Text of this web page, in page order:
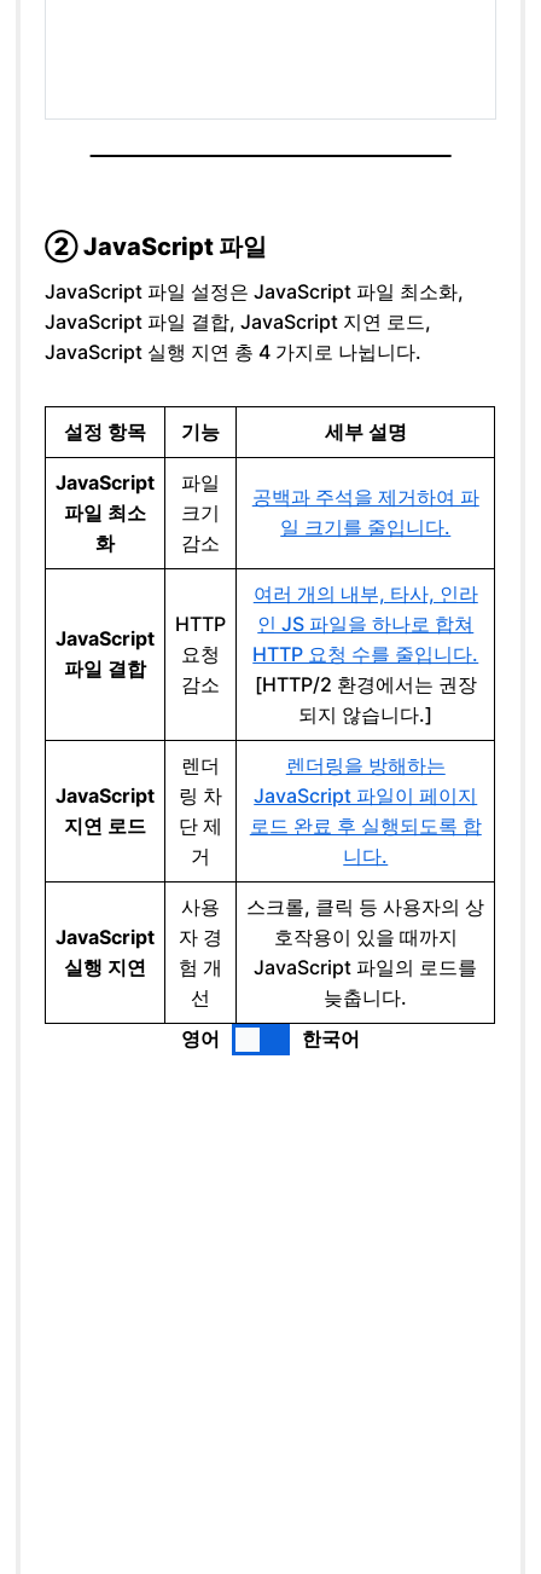
② JavaScript 파일
JavaScript 파일 설정은 JavaScript 파일 최소화,
JavaScript 파일 결합, JavaScript 지연 로드,
JavaScript 실행 지연 총 4 가지로 나뉩니다.
설정 항목 기능 세부 설명
JavaScript
파일 최소
화
파일
크기
감소
공백과 주석을 제거하여 파
일 크기를 줄입니다.
JavaScript
파일 결합
HTTP
요청
감소
여러 개의 내부, 타사, 인라
인 JS 파일을 하나로 합쳐
HTTP 요청 수를 줄입니다.
[HTTP/2 환경에서는 권장
되지 않습니다.]
JavaScript
지연 로드
렌더
링 차
단 제
거
렌더링을 방해하는
JavaScript 파일이 페이지
로드 완료 후 실행되도록 합
니다.
JavaScript
실행 지연
사용
자 경
험 개
선
스크롤, 클릭 등 사용자의 상
호작용이 있을 때까지
JavaScript 파일의 로드를
늦춥니다.
영어
한국어